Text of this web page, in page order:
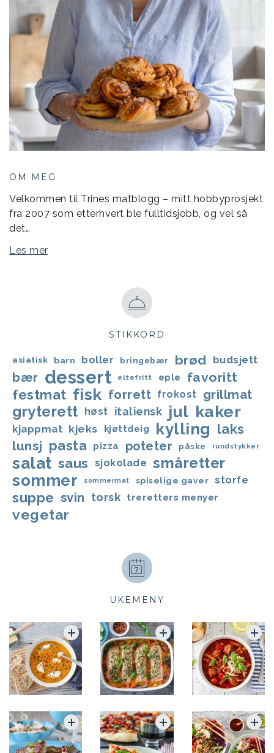
OM MEG
Velkommen til Trines matblogg – mitt hobbyprosjekt
fra 2007 som etterhvert ble fulltidsjobb, og vel så
det…
Les mer
STIKKORD
asiatisk barn boller bringebær brød budsjett
bær dessert eltefritt eple favoritt
festmat fisk forrett frokost grillmat
gryterett høst italiensk jul kaker
kjappmat kjeks kjøttdeig kylling laks
lunsj pasta pizza poteter påske rundstykker
salat saus sjokolade småretter
sommer sommermat spiselige gaver storfe
suppe svin torsk treretters menyer
vegetar
UKEMENY